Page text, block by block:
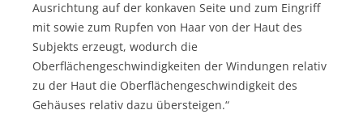
Ausrichtung auf der konkaven Seite und zum Eingriff
mit sowie zum Rupfen von Haar von der Haut des
Subjekts erzeugt, wodurch die
Oberflächengeschwindigkeiten der Windungen relativ
zu der Haut die Oberflächengeschwindigkeit des
Gehäuses relativ dazu übersteigen.“